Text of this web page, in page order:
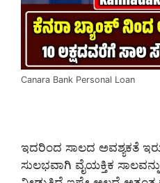
Canara Bank Personal Loan
ಇದರಿಂದ ಸಾಲದ ಅವಶ್ಯಕತೆ
ಸುಲಭವಾಗಿ ವೈಯಕ್ತಿಕ